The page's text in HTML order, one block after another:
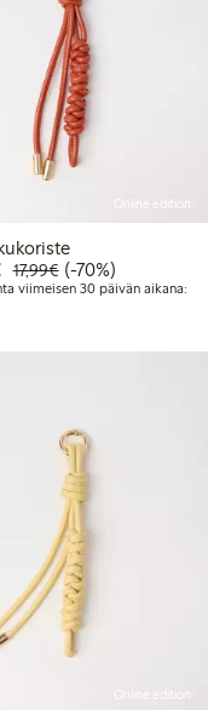
Online edition
Alennettu hinta: 5,39 €
17,99€Normaalihinta:
70% alennus
(-70%)
viimeisen 30 päivän aikana:
hinta viimeisen 30 päivän
Online edition